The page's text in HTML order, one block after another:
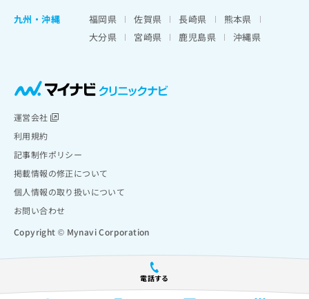
電話する
九州・沖縄
福岡県 佐賀県 長崎県
熊本県
大分県
宮崎県 鹿児島県 沖縄県
運営会社
利用規約
記事制作ポリシー
掲載情報の修正について
個人情報の取り扱いについて
お問い合わせ
Copyright © Mynavi Corporation